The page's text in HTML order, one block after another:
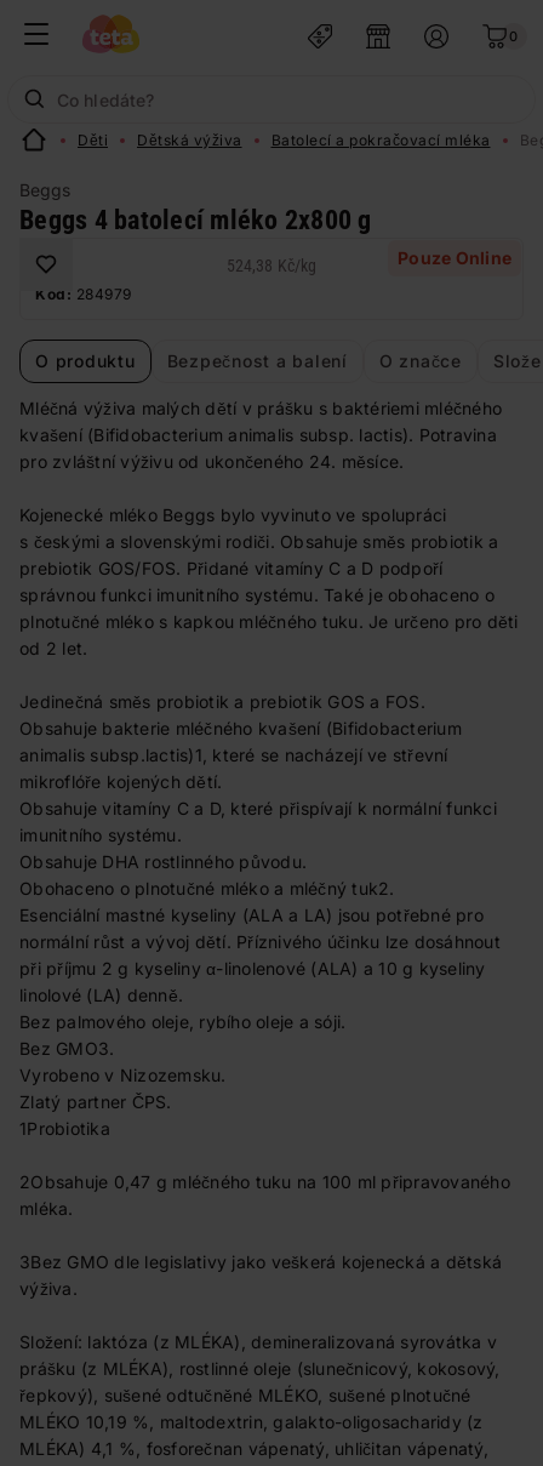
0
Děti Dětská výživa Batolecí a pokračovací mléka
Beggs
Beggs 4 batolecí mléko 2x800 g
Pouze Online
524,38 Kč/kg
Kód: 284979
O produktu Bezpečnost a balení O značce
Mléčná výživa malých dětí v prášku s baktériemi mléčného
kvašení (Bifidobacterium animalis subsp. lactis). Potravina
pro zvláštní výživu od ukončeného 24. měsíce.
Kojenecké mléko Beggs bylo vyvinuto ve spolupráci
s českými a slovenskými rodiči. Obsahuje směs probiotik a
prebiotik GOS/FOS. Přidané vitamíny C a D podpoří
správnou funkci imunitního systému. Také je obohaceno o
plnotučné mléko s kapkou mléčného tuku. Je určeno pro děti
od 2 let.
Jedinečná směs probiotik a prebiotik GOS a FOS.
Obsahuje bakterie mléčného kvašení (Bifidobacterium
animalis subsp.lactis)1, které se nacházejí ve střevní
mikroflóře kojených dětí.
Obsahuje vitamíny C a D, které přispívají k normální funkci
imunitního systému.
Obsahuje DHA rostlinného původu.
Obohaceno o plnotučné mléko a mléčný tuk2.
Esenciální mastné kyseliny (ALA a LA) jsou potřebné pro
normální růst a vývoj dětí. Příznivého účinku lze dosáhnout
při příjmu 2 g kyseliny α-linolenové (ALA) a 10 g kyseliny
linolové (LA) denně.
Bez palmového oleje, rybího oleje a sóji.
Bez GMO3.
Vyrobeno v Nizozemsku.
Zlatý partner ČPS.
1Probiotika
2Obsahuje 0,47 g mléčného tuku na 100 ml připravovaného
mléka.
3Bez GMO dle legislativy jako veškerá kojenecká a dětská
výživa.
Složení: laktóza (z MLÉKA), demineralizovaná syrovátka v
prášku (z MLÉKA), rostlinné oleje (slunečnicový, kokosový,
řepkový), sušené odtučněné MLÉKO, sušené plnotučné
MLÉKO 10,19 %, maltodextrin, galakto-oligosacharidy (z
MLÉKA) 4,1 %, fosforečnan vápenatý, uhličitan vápenatý,